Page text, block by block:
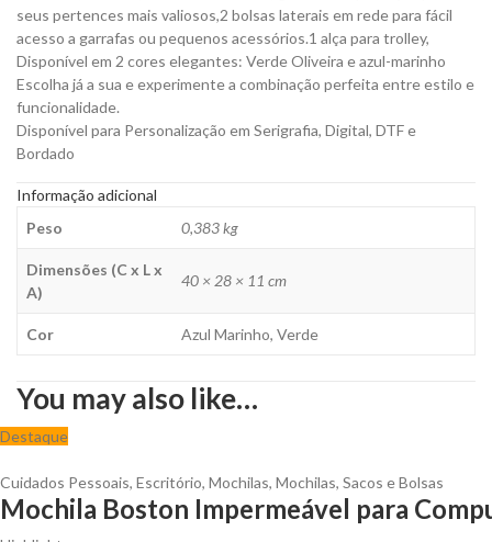
seus pertences mais valiosos,2 bolsas laterais em rede para fácil
acesso a garrafas ou pequenos acessórios.1 alça para trolley,
Disponível em 2 cores elegantes: Verde Oliveira e azul-marinho
Escolha já a sua e experimente a combinação perfeita entre estilo e
funcionalidade.
Disponível para Personalização em Serigrafia, Digital, DTF e
Bordado
Informação adicional
Peso
0,383 kg
Dimensões (C x L x
A)
40 × 28 × 11 cm
Cor Azul Marinho, Verde
You may also like…
Destaque
Cuidados Pessoais, Escritório, Mochilas, Mochilas, Sacos e Bolsas
Mochila Boston Impermeável para